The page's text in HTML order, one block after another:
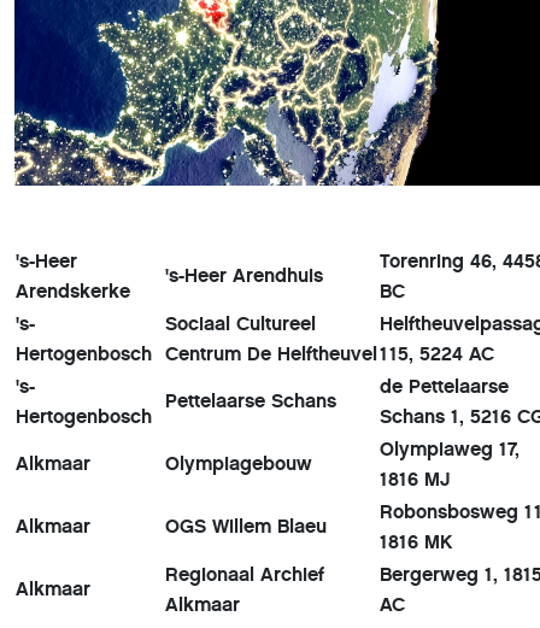
's-Heer
Arendskerke
's-Heer Arendhuis
Torenring 46,
BC
's-
Hertogenbosch
Sociaal Cultureel
Centrum De Helftheuvel 115, 5224 AC
's-
Hertogenbosch
Pettelaarse Schans
de Pettelaarse
Schans 1, 5216
Alkmaar Olympiagebouw
Olympiaweg 17,
1816 MJ
Alkmaar OGS Willem Blaeu
Robonsbosweg
1816 MK
Alkmaar
Regionaal Archief
Alkmaar
Bergerweg 1,
AC